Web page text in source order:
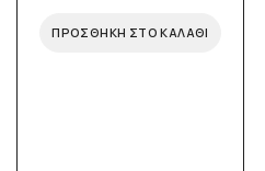
ΠΡΟΣΘΉΚΗ ΣΤΟ ΚΑΛΆΘΙ